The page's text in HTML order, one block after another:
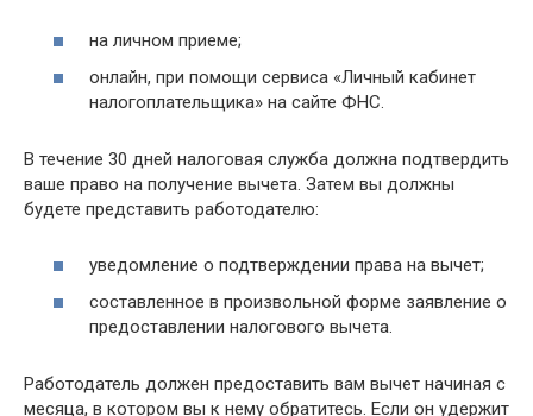
на личном приеме;
онлайн, при помощи сервиса «Личный кабинет
налогоплательщика» на сайте ФНС.
В течение 30 дней налоговая служба должна подтвердить
ваше право на получение вычета. Затем вы должны
будете представить работодателю:
уведомление о подтверждении права на вычет;
составленное в произвольной форме заявление о
предоставлении налогового вычета.
Работодатель должен предоставить вам вычет начиная с
месяца, в котором вы к нему обратитесь. Если он удержит